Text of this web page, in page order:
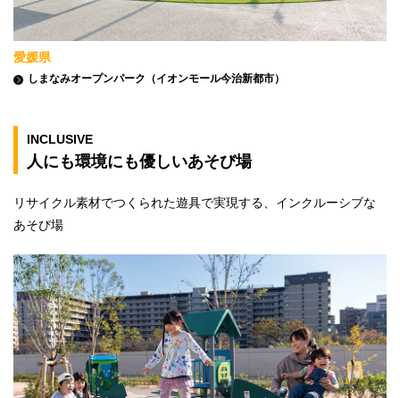
愛媛県
しまなみオープンパーク（イオンモール今治新都市）
INCLUSIVE
人にも環境にも優しいあそび場
リサイクル素材でつくられた遊具で実現する、インクルーシブな
あそび場